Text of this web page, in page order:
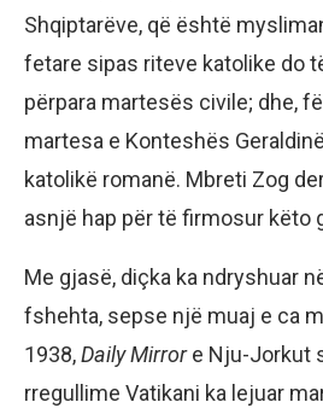
Shqiptarëve, që është
fetare sipas riteve katolike do
përpara martesës civile; dhe,
martesa e Konteshës
katolikë romanë. Mbreti Zog
asnjë hap për të firmosur këto
Me gjasë, diçka ka ndryshuar
fshehta, sepse një muaj e ca
1938,Daily Mirrore Nju-Jorkut
rregullime Vatikani ka lejuar